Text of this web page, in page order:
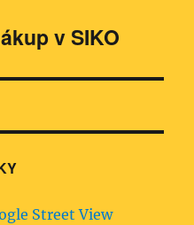
v SIKO
Street View